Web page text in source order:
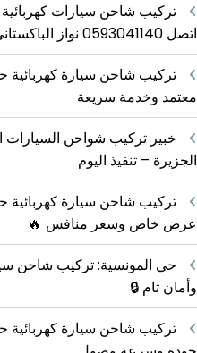
تركيب شاحن سيارات
اتصل 0593041140 نواز الباكستاني
تركيب شاحن سيارة كهربائية
معتمد وخدمة سريعة
خبير تركيب شواحن السيارات
الجزيرة – تنفيذ اليوم
تركيب شاحن سيارة كهربائية
عرض خاص وسعر منافس 🔥
حي المونسية: تركيب شاحن
وأمان تام 🔒
تركيب شاحن سيارة